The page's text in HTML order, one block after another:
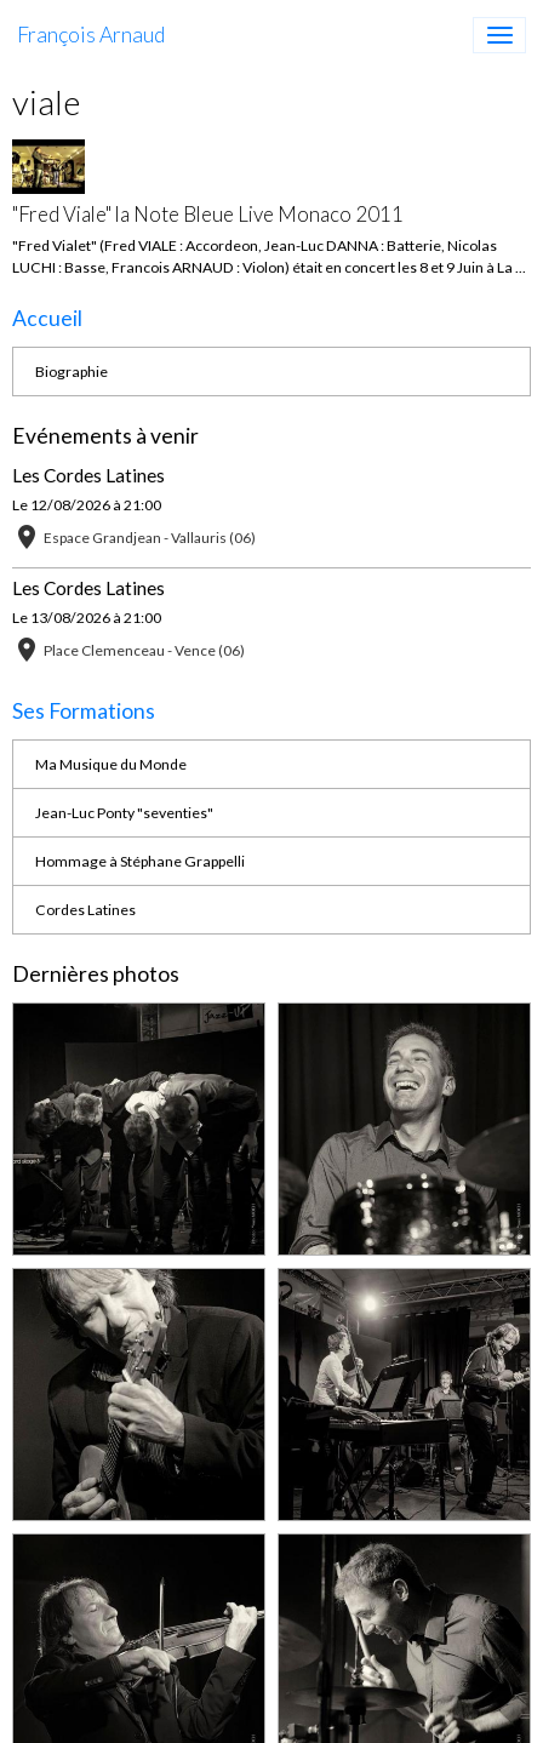
François Arnaud
viale
"Fred Viale" la Note Bleue Live Monaco 2011
"Fred Vialet" (Fred VIALE : Accordeon, Jean-Luc DANNA : Batterie, Nicolas
LUCHI : Basse, Francois ARNAUD : Violon) était en concert les 8 et 9 Juin à La ...
Accueil
Biographie
Evénements à venir
Les Cordes Latines
Le 12/08/2026 à 21:00
Espace Grandjean - Vallauris (06)
Les Cordes Latines
Le 13/08/2026 à 21:00
Place Clemenceau - Vence (06)
Ses Formations
Ma Musique du Monde
Jean-Luc Ponty "seventies"
Hommage à Stéphane Grappelli
Cordes Latines
Dernières photos